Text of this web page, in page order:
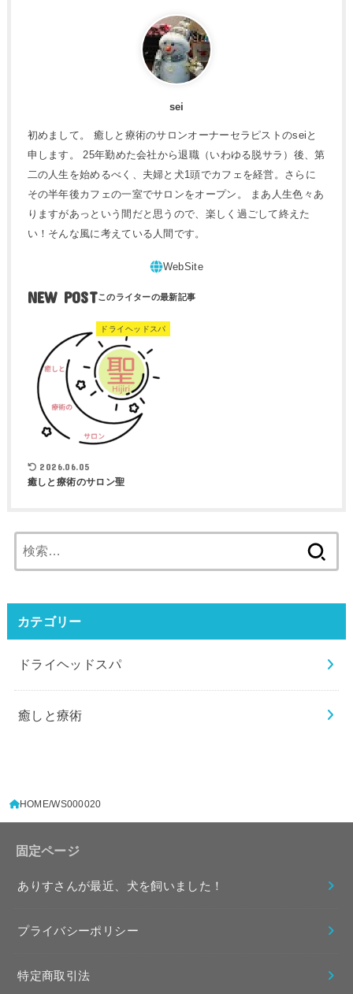
sei
初めまして。 癒しと療術のサロンオーナーセラピストのseiと
申します。 25年勤めた会社から退職（いわゆる脱サラ）後、第
二の人生を始めるべく、夫婦と犬1頭でカフェを経営。さらに
その半年後カフェの一室でサロンをオープン。 まあ人生色々あ
りますがあっという間だと思うので、楽しく過ごして終えた
い！そんな風に考えている人間です。
NEW POST
ドライヘッドスパ
2026.06.05
癒しと療術のサロン聖
索:
カテゴリー
ドライヘッドスパ
癒しと療術
HOME WS000020
固定ページ
ありすさんが最近、犬を飼いました！
プライバシーポリシー
特定商取引法